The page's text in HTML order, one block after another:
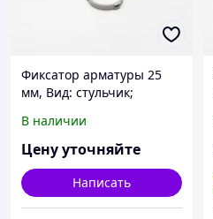
Фиксатор арматуры 25
мм, Вид: стульчик;
120 мм, Тип:
горизонтальный;
вертикальный
В наличии
Цену уточняйте
Написать